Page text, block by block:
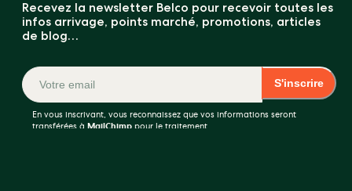
Recevez la newsletter Belco pour recevoir toutes les
infos arrivage, points marché, promotions, articles
de blog…
S'inscrire
En vous inscrivant, vous reconnaissez que vos informations seront
transférées à MailChimppour le traitement.